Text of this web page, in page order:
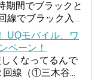
期間でブラックと
線でブラック入
UQモバイル、ワ
ペーン！
くなってるんで
回線（①三木谷